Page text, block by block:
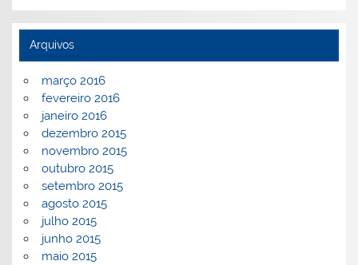
Arquivos
março 2016
fevereiro 2016
janeiro 2016
dezembro 2015
novembro 2015
outubro 2015
setembro 2015
agosto 2015
julho 2015
junho 2015
maio 2015